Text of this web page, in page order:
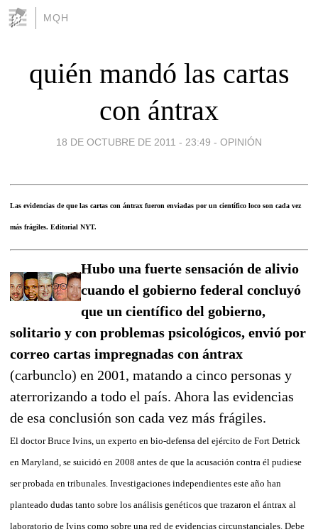
MQH
quién mandó las cartas
con ántrax
18 DE OCTUBRE DE 2011 - 23:49 - OPINIÓN
Las evidencias de que las cartas con ántrax fueron enviadas por un científico loco son cada vez
más frágiles. Editorial NYT.
Hubo una fuerte sensación de alivio
cuando el gobierno federal concluyó
que un científico del gobierno,
solitario y con problemas psicológicos, envió por
correo cartas impregnadas con ántrax
(carbunclo) en 2001, matando a cinco personas y
aterrorizando a todo el país. Ahora las evidencias
de esa conclusión son cada vez más frágiles.
El doctor Bruce Ivins, un experto en bio-defensa del ejército de Fort Detrick
en Maryland, se suicidó en 2008 antes de que la acusación contra él pudiese
ser probada en tribunales. Investigaciones independientes este año han
planteado dudas tanto sobre los análisis genéticos que trazaron el ántrax al
laboratorio de Ivins como sobre una red de evidencias circunstanciales. Debe